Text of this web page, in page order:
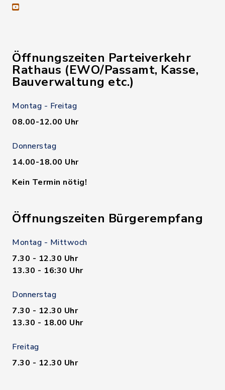
youtube
Öffnungszeiten Parteiverkehr
Rathaus (EWO/Passamt, Kasse,
Bauverwaltung etc.)
Montag - Freitag
08.00-12.00 Uhr
Donnerstag
14.00-18.00 Uhr
Kein Termin nötig!
Öffnungszeiten Bürgerempfang
Montag - Mittwoch
7.30 - 12.30 Uhr
13.30 - 16:30 Uhr
Donnerstag
7.30 - 12.30 Uhr
13.30 - 18.00 Uhr
Freitag
7.30 - 12.30 Uhr